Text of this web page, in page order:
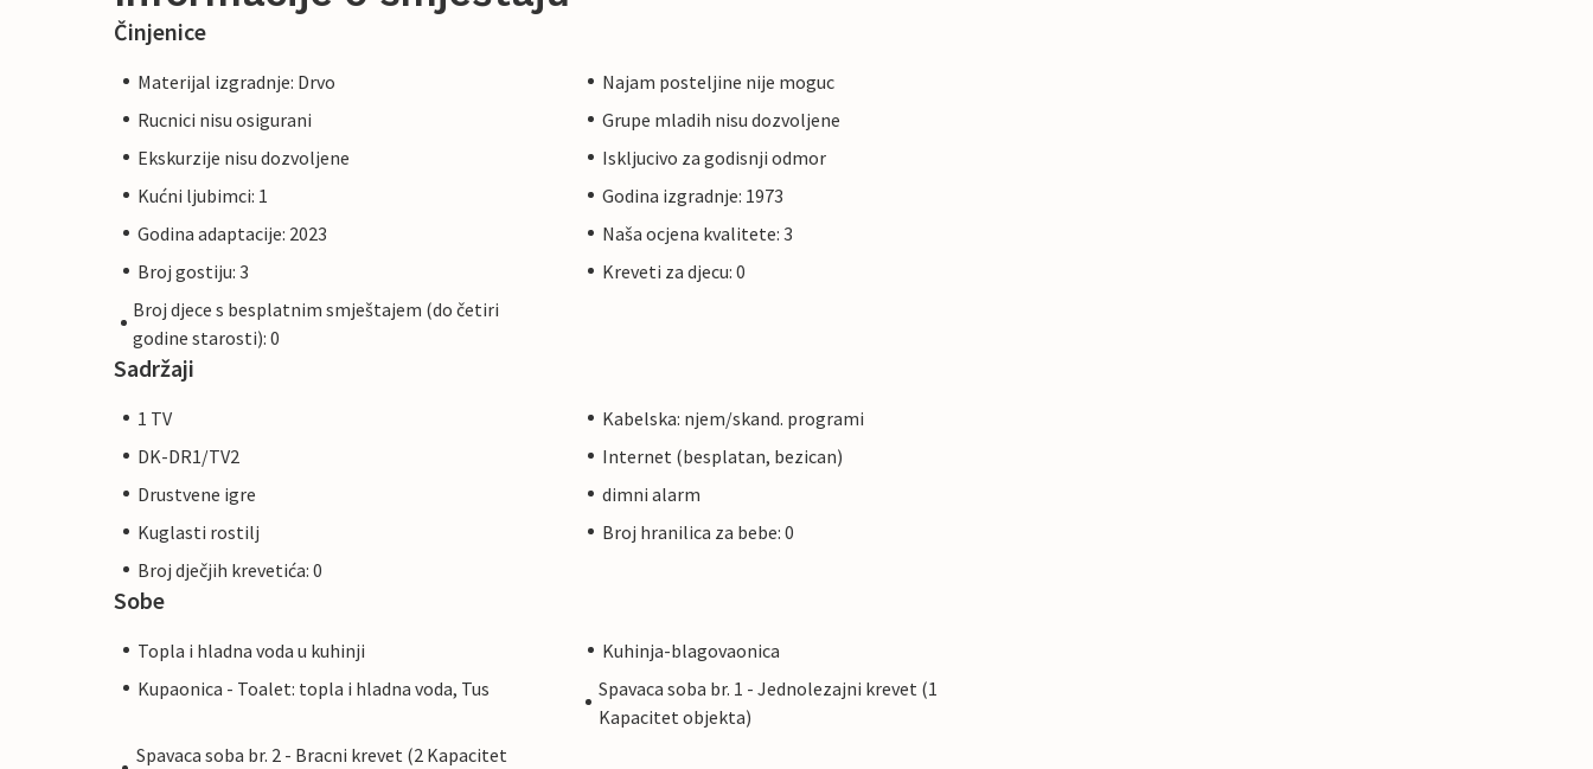
Činjenice
Materijal izgradnje: Drvo
Najam posteljine nije moguc
Rucnici nisu osigurani
Grupe mladih nisu dozvoljene
Ekskurzije nisu dozvoljene
Iskljucivo za godisnji odmor
Kućni ljubimci: 1
Godina izgradnje: 1973
Godina adaptacije: 2023
Naša ocjena kvalitete: 3
Broj gostiju: 3
Kreveti za djecu: 0
Broj djece s besplatnim smještajem (do četiri
godine starosti): 0
Sadržaji
1 TV
Kabelska: njem/skand. programi
DK-DR1/TV2
Internet (besplatan, bezican)
Drustvene igre
dimni alarm
Kuglasti rostilj
Broj hranilica za bebe: 0
Broj dječjih krevetića: 0
Sobe
Topla i hladna voda u kuhinji
Kuhinja-blagovaonica
Kupaonica - Toalet: topla i hladna voda, Tus
Spavaca soba br. 1 - Jednolezajni krevet (1
Kapacitet objekta)
Spavaca soba br. 2 - Bracni krevet (2 Kapacitet